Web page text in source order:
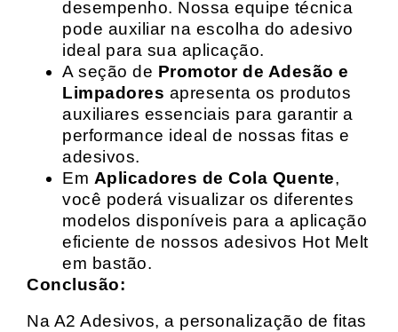
desempenho. Nossa equipe técnica
pode auxiliar na escolha do adesivo
ideal para sua aplicação.
A seção de Promotor de Adesão e
Limpadores apresenta os produtos
auxiliares essenciais para garantir a
performance ideal de nossas fitas e
adesivos.
Em Aplicadores de Cola Quente,
você poderá visualizar os diferentes
modelos disponíveis para a aplicação
eficiente de nossos adesivos Hot Melt
em bastão.
Conclusão:
Na A2 Adesivos, a personalização de fitas